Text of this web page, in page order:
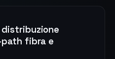
distribuzione
fibra e